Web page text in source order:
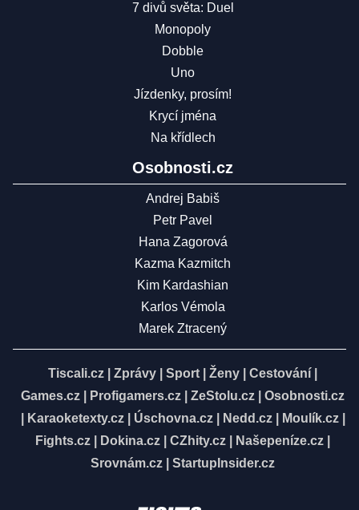
7 divů světa: Duel
Monopoly
Dobble
Uno
Jízdenky, prosím!
Krycí jména
Na křídlech
Osobnosti.cz
Andrej Babiš
Petr Pavel
Hana Zagorová
Kazma Kazmitch
Kim Kardashian
Karlos Vémola
Marek Ztracený
Tiscali.cz Zprávy Sport Ženy Cestování
Games.cz
Profigamers.cz ZeStolu.cz
Osobnosti.cz
Karaoketexty.cz| Úschovna.cz| Nedd.cz| Moulík.cz|
Fights.cz
Dokina.cz CZhity.cz Našepeníze.cz
Srovnám.cz
StartupInsider.cz